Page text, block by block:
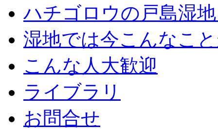
ハチゴロウの戸島湿
湿地では今こんなこ
こんな人大歓迎
ライブラリ
お問合せ